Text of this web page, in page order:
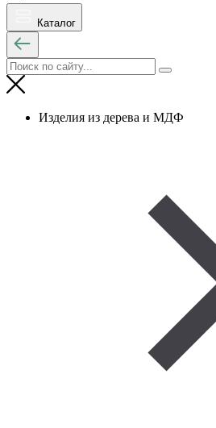
Каталог
Изделия из дерева и МДФ